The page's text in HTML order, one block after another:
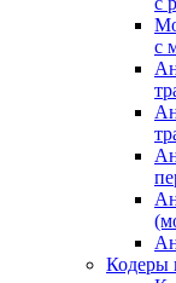
с
Кодеры